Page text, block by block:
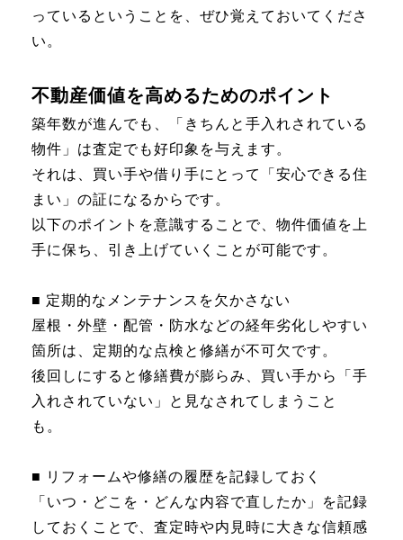
っているということを、ぜひ覚えておいてくださ
い。
不動産価値を高めるためのポイント
築年数が進んでも、「きちんと手入れされている
物件」は査定でも好印象を与えます。
それは、買い手や借り手にとって「安心できる住
まい」の証になるからです。
以下のポイントを意識することで、物件価値を上
手に保ち、引き上げていくことが可能です。
■ 定期的なメンテナンスを欠かさない
屋根・外壁・配管・防水などの経年劣化しやすい
箇所は、定期的な点検と修繕が不可欠です。
後回しにすると修繕費が膨らみ、買い手から「手
入れされていない」と見なされてしまうこと
も。
■ リフォームや修繕の履歴を記録しておく
「いつ・どこを・どんな内容で直したか」を記録
しておくことで、査定時や内見時に大きな信頼感